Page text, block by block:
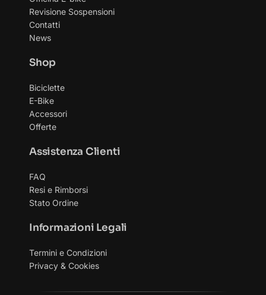
Revisione Sospensioni
Contatti
News
Shop
Biciclette
E-Bike
Accessori
Offerte
Assistenza Clienti
FAQ
Resi e Rimborsi
Stato Ordine
Informazioni Legali
Termini e Condizioni
Privacy & Cookies